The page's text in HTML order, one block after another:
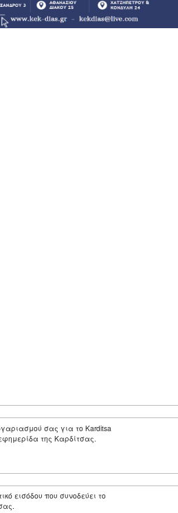
σας για το Karditsa
της Καρδίτσας.
εισόδου που συνοδεύει το